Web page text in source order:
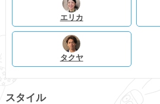
エリカ
タクヤ
スタイル